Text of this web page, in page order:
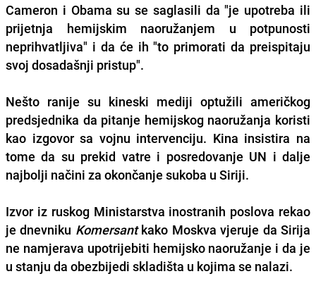
Cameron i Obama su se saglasili da "je upotreba ili
prijetnja hemijskim naoružanjem u potpunosti
neprihvatljiva" i da će ih "to primorati da preispitaju
svoj dosadašnji pristup".
Nešto ranije su kineski mediji optužili američkog
predsjednika da pitanje hemijskog naoružanja koristi
kao izgovor sa vojnu intervenciju. Kina insistira na
tome da su prekid vatre i posredovanje UN i dalje
najbolji načini za okončanje sukoba u Siriji.
Izvor iz ruskog Ministarstva inostranih poslova rekao
je dnevniku Komersantkako Moskva vjeruje da Sirija
ne namjerava upotrijebiti hemijsko naoružanje i da je
u stanju da obezbijedi skladišta u kojima se nalazi.